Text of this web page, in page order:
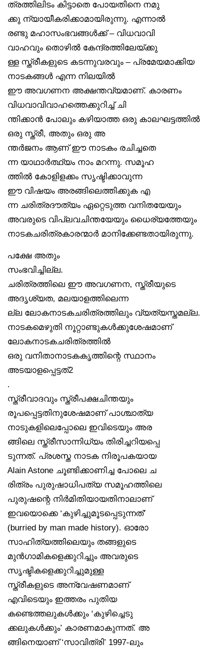
ത്രത്തിലിടം കിട്ടാതെ പോയതിനെ നമു
ക്കു ന്യായീകരിക്കാമായിരുന്നു. എന്നാൽ
രണ്ടു മഹാസംഭവങ്ങൾക്ക് – വിധവാവി
വാഹവും തൊഴിൽ കേന്ദ്രത്തിലേയ്ക്കു
ള്ള സ്ത്രീകളുടെ കടന്നുവരവും – പ്രമേയമാക്കിയ
നാടകങ്ങൾ എന്ന നിലയിൽ
ഈ അവഗണന അക്ഷന്തവ്യമാണ്. കാരണം
വിധവാവിവാഹത്തെക്കുറിച്ച് ചി
ന്തിക്കാൻ പോലും കഴിയാത്ത ഒരു കാലഘട്ടത്തിൽ
ഒരു സ്ത്രീ, അതും ഒരു അ
ന്തർജനം ആണ് ഈ നാടകം രചിച്ചതെ
ന്ന യാഥാർത്ഥ്യം നാം മറന്നു. സമൂഹ
ത്തിൽ കോളിളക്കം സൃഷ്ടിക്കാവുന്ന
ഈ വിഷയം അരങ്ങിലെത്തിക്കുക എ
ന്ന ചരിത്രദൗത്യം ഏറ്റെടുത്ത വനിതയേയും
അവരുടെ വിപ്ലവചിന്തയേയും ധൈര്യത്തേയും
നാടകചരിത്രകാരന്മാർ മാനിക്കേണ്ടതായിരുന്നു.
പക്ഷേ അതും
സംഭവിച്ചില്ല.
ചരിത്രത്തിലെ ഈ അവഗണന, സ്ത്രീയുടെ
അദൃശ്യത, മലയാളത്തിലെന്ന
ല്ല ലോകനാടകചരിത്രത്തിലും വ്യത്യസ്തമല്ല.
നാടകമെഴുതി നൂറ്റാണ്ടുകൾക്കുശേഷമാണ്
ലോകനാടകചരിത്രത്തിൽ
ഒരു വനിതാനാടകകൃത്തിന്റെ സ്ഥാനം
അടയാളപ്പെട്ടത്2
.
സ്ത്രീവാദവും സ്ത്രീപക്ഷചിന്തയും
രൂപപ്പെട്ടതിനുശേഷമാണ് പാശ്ചാത്യ
നാടുകളിലെപ്പോലെ ഇവിടെയും അര
ങ്ങിലെ സ്ത്രീസാന്നിധ്യം തിരിച്ചറിയപ്പെ
ടുന്നത്. പ്രശസ്ത നാടക നിരൂപകയായ
Alain Astone ചൂണ്ടിക്കാണിച്ച പോലെ ച
രിത്രം പുരുഷാധിപത്യ സമൂഹത്തിലെ
പുരുഷന്റെ നിർമിതിയായതിനാലാണ്
ഇവയൊക്കെ ‘കുഴിച്ചുമൂടപ്പെടുന്നത്’
(burried by man made history). ഓരോ
സാഹിത്യത്തിലെയും തങ്ങളുടെ
മുൻഗാമികളെക്കുറിച്ചും അവരുടെ
സൃഷ്ടികളെക്കുറിച്ചുമുള്ള
സ്ത്രീകളുടെ അന്വേഷണമാണ്
എവിടെയും ഇത്തരം പുതിയ
കണ്ടെത്തലുകൾക്കും ‘കുഴിച്ചെടു
ക്കലുകൾക്കും’ കാരണമാകുന്നത്. അ
ങ്ങിനെയാണ് ‘സാവിത്രി’ 1997-ലും